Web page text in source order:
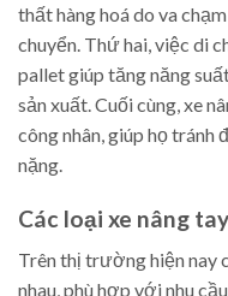
thất hàng hoá do va
chuyển. Thứ hai, việc di
pallet giúp tăng năng
sản xuất. Cuối cùng, xe
công nhân, giúp họ
nặng.
Các loại xe nâng
Trên thị trường hiện nay
nhau, phù hợp với nhu